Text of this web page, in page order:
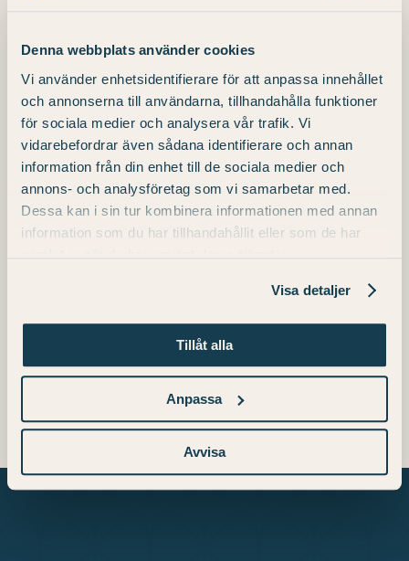
Denna webbplats använder cookies
Vi använder enhetsidentifierare för att anpassa innehållet
och annonserna till användarna, tillhandahålla funktioner
för sociala medier och analysera vår trafik. Vi
vidarebefordrar även sådana identifierare och annan
information från din enhet till de sociala medier och
annons- och analysföretag som vi samarbetar med.
Dessa kan i sin tur kombinera informationen med annan
information som du har tillhandahållit eller som de har
Visa detaljer
Tillåt alla
Anpassa
Avvisa
Burgare & Bärs
Detaljer
12:00 - 15:00